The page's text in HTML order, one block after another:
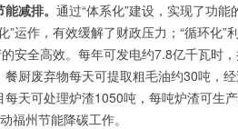
减排。 通过“体系化”建设，实现了功能
”运作，有效缓解了财政压力；“循环化”
安全高效。每年可发电约7.8亿千瓦时
厨废弃物每天可提取粗毛油约30吨，
天可处理炉渣1050吨，每吨炉渣可生
福州节能降碳工作。